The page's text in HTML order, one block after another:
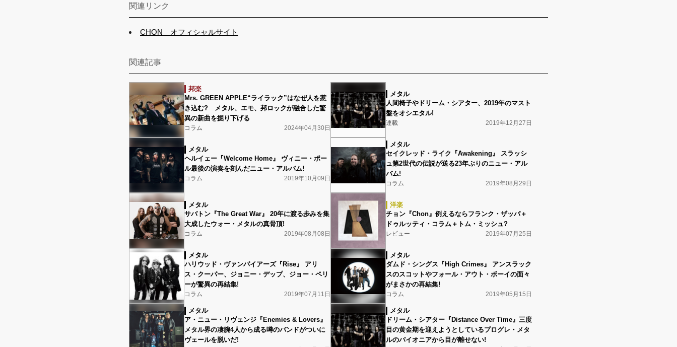
関連リンク
CHON オフィシャルサイト
関連記事
邦楽
Mrs. GREEN APPLE“ライラック”はなぜ人を惹
き込む? メタル、エモ、邦ロックが融合した驚
異の新曲を掘り下げる
コラム 2024年04月30日
メタル
人間椅子やドリーム・シアター、2019年のマスト
盤をオシエタル!
連載 2019年12月27日
メタル
ヘルイェー『Welcome Home』 ヴィニー・ポー
ル最後の演奏を刻んだニュー・アルバム!
コラム 2019年10月09日
メタル
セイクレッド・ライク『Awakening』 スラッシ
ュ第2世代の伝説が送る23年ぶりのニュー・アル
バム!
コラム 2019年08月29日
メタル
サバトン『The Great War』 20年に渡る歩みを集
大成したウォー・メタルの真骨頂!
コラム 2019年08月08日
洋楽
チョン『Chon』例えるならフランク・ザッパ＋
ドゥルッティ・コラム＋トム・ミッシュ?
レビュー 2019年07月25日
メタル
ハリウッド・ヴァンパイアーズ『Rise』 アリ
ス・クーパー、ジョニー・デップ、ジョー・ペリ
ーが驚異の再結集!
コラム 2019年07月11日
メタル
ダムド・シングス『High Crimes』 アンスラック
スのスコットやフォール・アウト・ボーイの面々
がまさかの再結集!
コラム 2019年05月15日
メタル
ア・ニュー・リヴェンジ『Enemies & Lovers』
メタル界の凄腕4人から成る噂のバンドがついに
ヴェールを脱いだ!
メタル
ドリーム・シアター『Distance Over Time』三度
目の黄金期を迎えようとしているプログレ・メタ
ルのパイオニアから目が離せない!